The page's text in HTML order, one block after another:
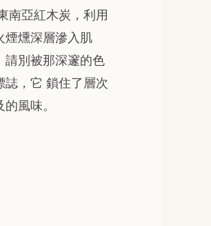
南亞紅木炭，利用
煙燻深層滲入肌
請別被那深邃的色
，它 鎖住了層次
風味。